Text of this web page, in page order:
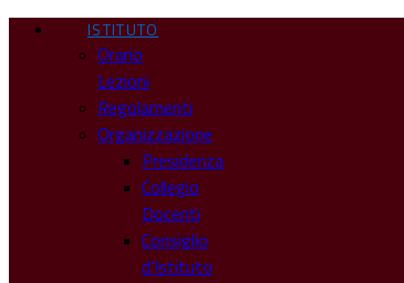
ISTITUTO
Orario
Lezioni
Regolamenti
Organizzazione
Presidenza
Collegio
Docenti
Consiglio
d’Istituto